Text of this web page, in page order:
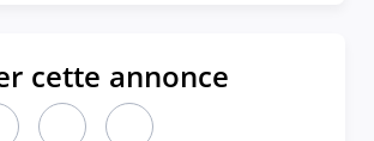
cette annonce
cette annonce sur LinkedIn (nouvelle
cette annonce sur X (nouvelle
Partager cette annonce sur
Partager cette annonce